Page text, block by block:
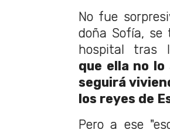
No fue
doña Sofía, se
hospital tras
que ella no lo
seguirá
los reyes de
Pero a ese